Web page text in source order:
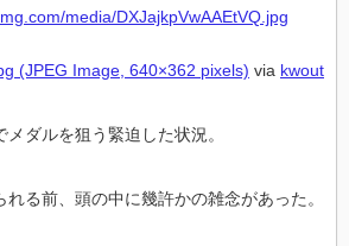
(JPEG Image, 640×362 pixels) via kwout
ダルを狙う緊迫した状況。
る前、頭の中に幾許かの雑念があった。